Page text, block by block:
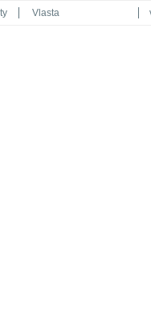
Vlasta